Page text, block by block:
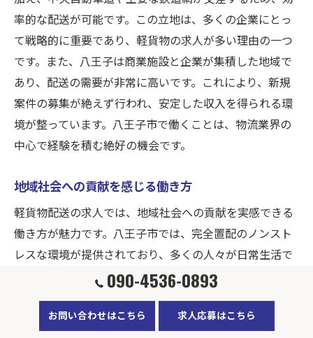
率的な配送が可能です。この立地は、多くの企業にとっ
て戦略的に重要であり、軽貨物の求人が多い理由の一つ
です。また、八王子は商業施設と企業が集積した地域で
あり、配送の需要が非常に高いです。これにより、新規
案件の募集が絶えず行われ、安定した収入を得られる環
境が整っています。八王子市で働くことは、物流業界の
中心で経験を積む絶好の機会です。
地域社会への貢献を感じる働き方
軽貨物配送の求人では、地域社会への貢献を実感できる
働き方が魅力です。八王子市では、完全置配のノンスト
レスな環境が提供されており、多くの人々が日常生活で
必要とする物資を効率的に届けることができます。たと
住民の生活を支える役割を担うことができます。また、
090-4536-0893
お問い合わせはこちら 求人応募はこちら